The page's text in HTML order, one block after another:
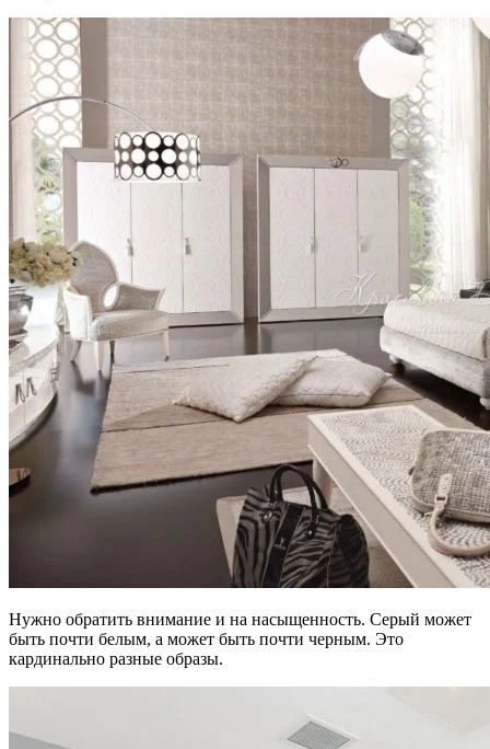
Нужно обратить внимание и на насыщенность. Серый может
быть почти белым, а может быть почти черным. Это
кардинально разные образы.